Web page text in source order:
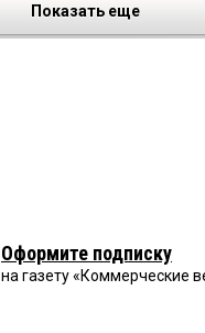
Показать еще
Оформите подписку
на газету «Коммерческие